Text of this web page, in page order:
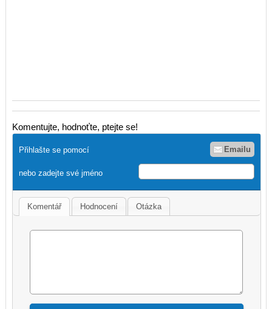
Komentujte, hodnoťte, ptejte se!
Přihlašte se pomocí Emailu
nebo zadejte své jméno
Komentář Hodnocení Otázka